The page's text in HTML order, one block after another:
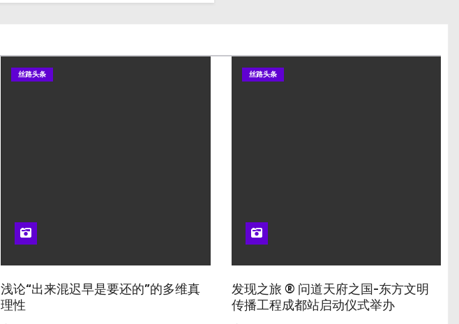
丝路头条
浅论“出来混迟早是要还的”的多维真
理性
丝路头条
发现之旅 ® 问道天府之国-东方文明
传播工程成都站启动仪式举办